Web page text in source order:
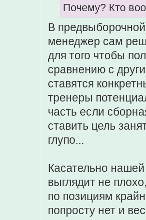
Почему? Кто
В
менеджер сам
для того чтобы
сравнению с
ставятся
тренеры
часть если
ставить цель
глупо...
Касательно
выглядит не
по позициям
попросту нет и